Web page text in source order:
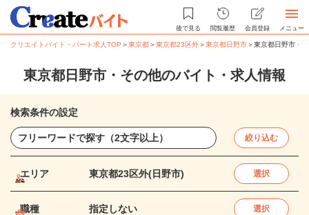
後で見る 閲覧履歴 会員登録 メニュー
クリエイトバイト・パート求人TOP ＞東京都＞東京都23区外＞東京都日野市＞東京都日野市・
東京都日野市・その他のバイト・求人情報
検索条件の設定
絞り込む
エリア 東京都23区外(日野市) 選択
職種 指定しない 選択